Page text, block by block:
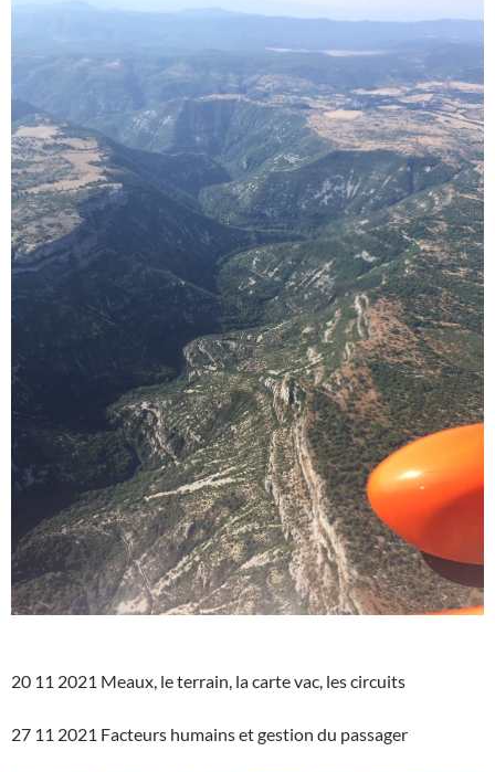
20 11 2021 Meaux, le terrain, la carte vac, les circuits
27 11 2021 Facteurs humains et gestion du passager